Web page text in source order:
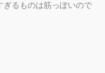
ぎるものは筋っぽいので